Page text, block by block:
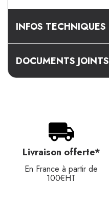
INFOS TECHNIQUES
DOCUMENTS JOINTS
Livraison offerte*
En France à partir de
100€HT